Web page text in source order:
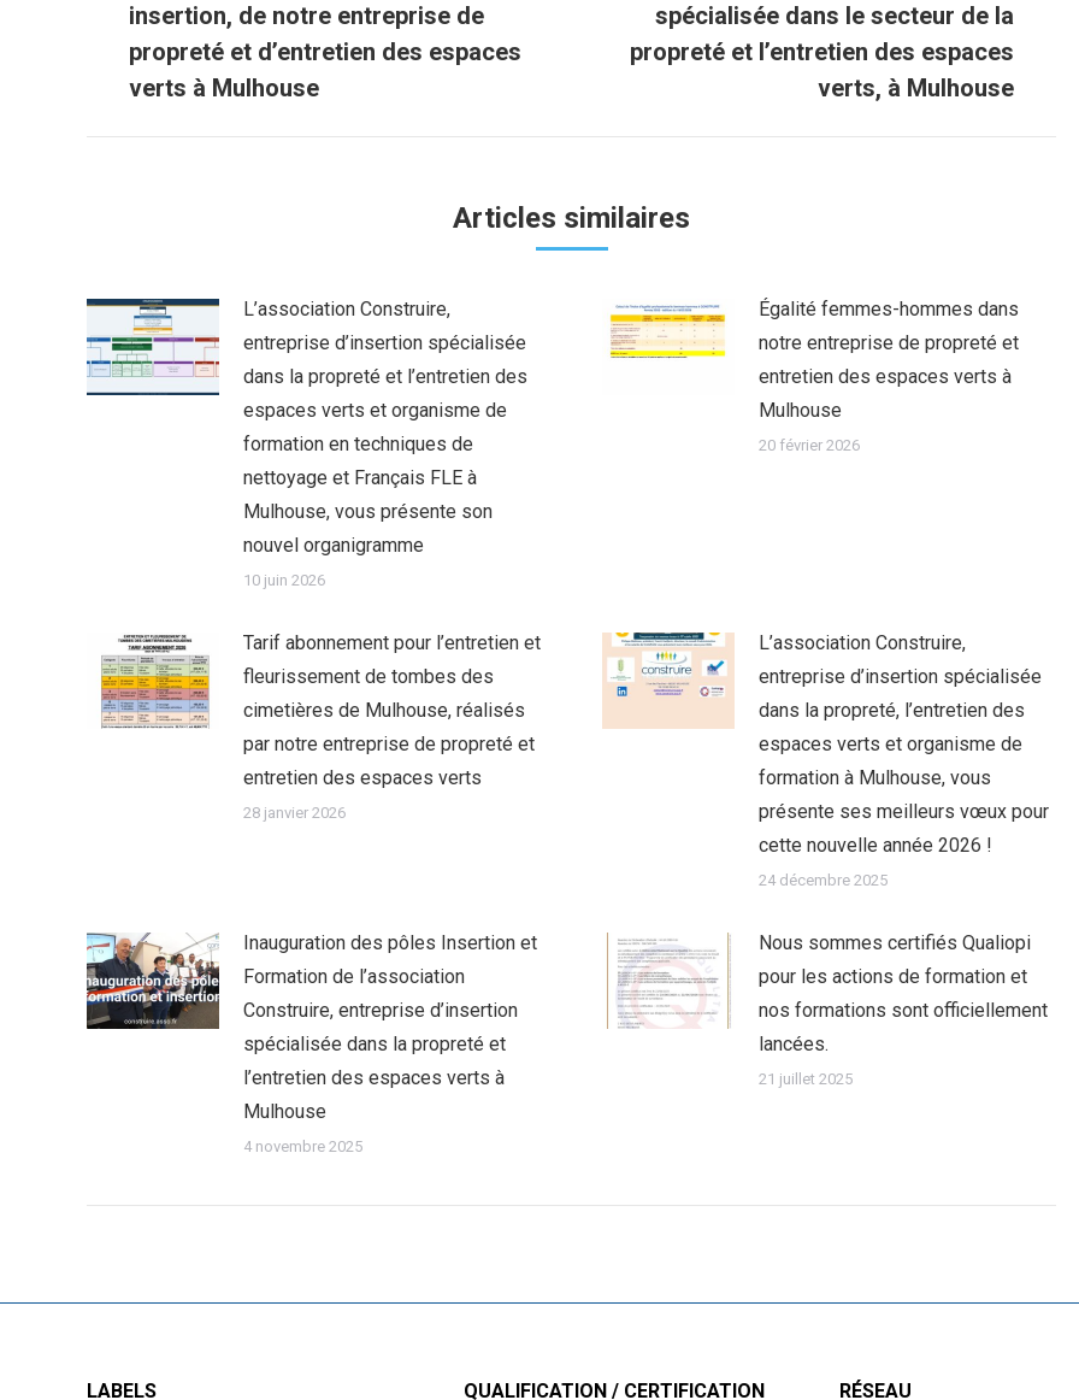
post:
insertion, de notre entreprise de
propreté et d’entretien des espaces
verts à Mulhouse
spécialisée dans le secteur de la
propreté et l’entretien des espaces
verts, à Mulhouse
Articles similaires
L’association Construire,
entreprise d’insertion spécialisée
dans la propreté et l’entretien des
espaces verts et organisme de
formation en techniques de
nettoyage et Français FLE à
Mulhouse, vous présente son
nouvel organigramme
10 juin 2026
Égalité femmes-hommes dans
notre entreprise de propreté et
entretien des espaces verts à
Mulhouse
20 février 2026
Tarif abonnement pour l’entretien et
fleurissement de tombes des
cimetières de Mulhouse, réalisés
par notre entreprise de propreté et
entretien des espaces verts
28 janvier 2026
L’association Construire,
entreprise d’insertion spécialisée
dans la propreté, l’entretien des
espaces verts et organisme de
formation à Mulhouse, vous
présente ses meilleurs vœux pour
cette nouvelle année 2026 !
24 décembre 2025
Inauguration des pôles Insertion et
Formation de l’association
Construire, entreprise d’insertion
spécialisée dans la propreté et
l’entretien des espaces verts à
Mulhouse
4 novembre 2025
Nous sommes certifiés Qualiopi
pour les actions de formation et
nos formations sont officiellement
lancées.
21 juillet 2025
LABELS QUALIFICATION / CERTIFICATION RÉSEAU